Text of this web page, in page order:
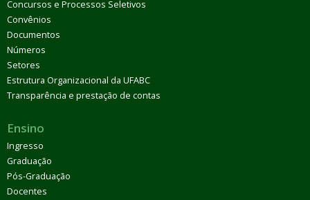
Concursos e Processos Seletivos
Convênios
Documentos
Números
Setores
Estrutura Organizacional da UFABC
Transparência e prestação de contas
Ensino
Ingresso
Graduação
Pós-Graduação
Docentes